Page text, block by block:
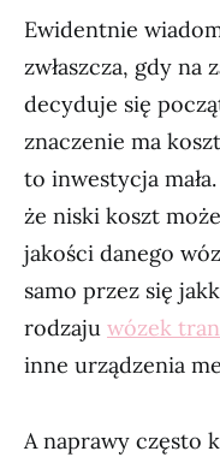
Ewidentnie
zwłaszcza, gdy na
decyduje się
znaczenie ma
to inwestycja
że niski koszt
jakości danego
samo przez się
rodzaju wózek
inne urządzenia
A naprawy często